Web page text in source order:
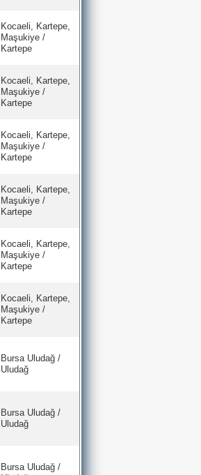
Kocaeli, Kartepe,
Maşukiye /
Kartepe
Kocaeli, Kartepe,
Maşukiye /
Kartepe
Kocaeli, Kartepe,
Maşukiye /
Kartepe
Kocaeli, Kartepe,
Maşukiye /
Kartepe
Kocaeli, Kartepe,
Maşukiye /
Kartepe
Kocaeli, Kartepe,
Maşukiye /
Kartepe
Bursa Uludağ /
Uludağ
Bursa Uludağ /
Uludağ
Bursa Uludağ /